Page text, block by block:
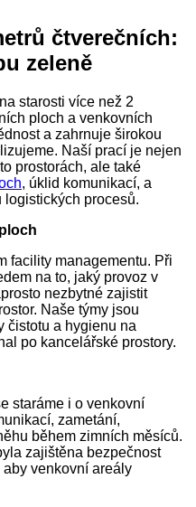
čtverečních:
zeleně
starosti více než 2
ploch a venkovních
a zahrnuje širokou
Naší prací je nejen
prostorách, ale také
, úklid komunikací, a
procesů.
facility managementu. Při
na to, jaký provoz v
nezbytné zajistit
Naše týmy jsou
čistotu a hygienu na
po kancelářské prostory.
staráme i o venkovní
zametání,
během zimních měsíců.
zajištěna bezpečnost
venkovní areály